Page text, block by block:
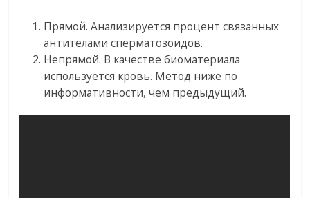
Прямой. Анализируется процент связанных
антителами сперматозоидов.
Непрямой. В качестве биоматериала
используется кровь. Метод ниже по
информативности, чем предыдущий.